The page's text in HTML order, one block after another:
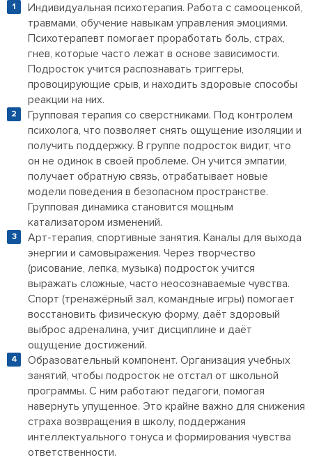
Индивидуальная психотерапия. Работа с самооценкой,
травмами, обучение навыкам управления эмоциями.
Психотерапевт помогает проработать боль, страх,
гнев, которые часто лежат в основе зависимости.
Подросток учится распознавать триггеры,
провоцирующие срыв, и находить здоровые способы
реакции на них.
Групповая терапия со сверстниками. Под контролем
психолога, что позволяет снять ощущение изоляции и
получить поддержку. В группе подросток видит, что
он не одинок в своей проблеме. Он учится эмпатии,
получает обратную связь, отрабатывает новые
модели поведения в безопасном пространстве.
Групповая динамика становится мощным
катализатором изменений.
Арт-терапия, спортивные занятия. Каналы для выхода
энергии и самовыражения. Через творчество
(рисование, лепка, музыка) подросток учится
выражать сложные, часто неосознаваемые чувства.
Спорт (тренажёрный зал, командные игры) помогает
восстановить физическую форму, даёт здоровый
выброс адреналина, учит дисциплине и даёт
ощущение достижений.
Образовательный компонент. Организация учебных
занятий, чтобы подросток не отстал от школьной
программы. С ним работают педагоги, помогая
навернуть упущенное. Это крайне важно для снижения
страха возвращения в школу, поддержания
интеллектуального тонуса и формирования чувства
ответственности.